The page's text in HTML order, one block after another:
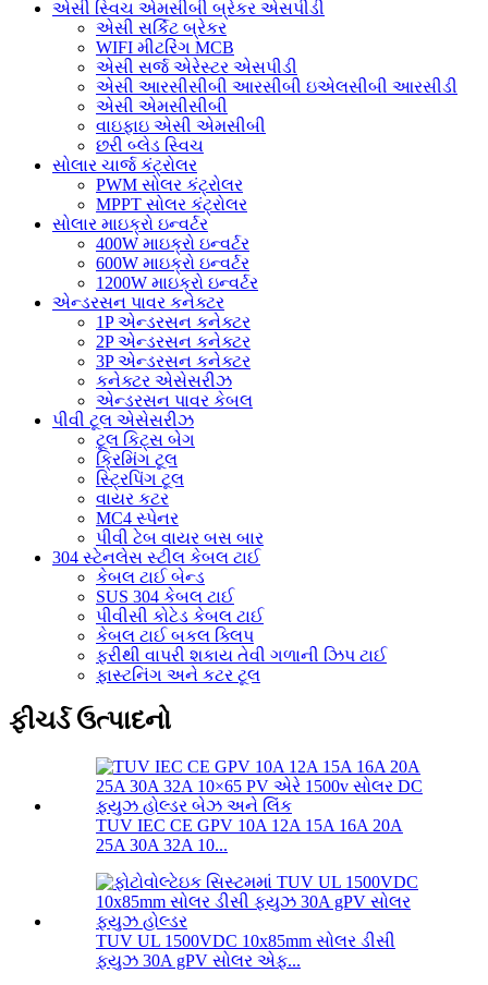
એસી સ્વિચ એમસીબી બ્રેકર એસપીડી
એસી સર્કિટ બ્રેકર
WIFI મીટરિંગ MCB
એસી સર્જ એરેસ્ટર એસપીડી
એસી આરસીસીબી આરસીબી ઇએલસીબી આરસીડી
એસી એમસીસીબી
વાઇફાઇ એસી એમસીબી
છરી બ્લેડ સ્વિચ
સોલાર ચાર્જ કંટ્રોલર
PWM સોલર કંટ્રોલર
MPPT સોલર કંટ્રોલર
સોલાર માઇક્રો ઇન્વર્ટર
400W માઇક્રો ઇન્વર્ટર
600W માઇક્રો ઇન્વર્ટર
1200W માઇક્રો ઇન્વર્ટર
એન્ડરસન પાવર કનેક્ટર
1P એન્ડરસન કનેક્ટર
2P એન્ડરસન કનેક્ટર
3P એન્ડરસન કનેક્ટર
કનેક્ટર એસેસરીઝ
એન્ડરસન પાવર કેબલ
પીવી ટૂલ એસેસરીઝ
ટૂલ કિટ્સ બેગ
ક્રિમિંગ ટૂલ
સ્ટ્રિપિંગ ટૂલ
વાયર કટર
MC4 સ્પેનર
પીવી ટેબ વાયર બસ બાર
304 સ્ટેનલેસ સ્ટીલ કેબલ ટાઈ
કેબલ ટાઈ બેન્ડ
SUS 304 કેબલ ટાઈ
પીવીસી કોટેડ કેબલ ટાઈ
કેબલ ટાઈ બકલ ક્લિપ
ફરીથી વાપરી શકાય તેવી ગળાની ઝિપ ટાઈ
ફાસ્ટનિંગ અને કટર ટૂલ
ફીચર્ડ ઉત્પાદનો
TUV IEC CE GPV 10A 12A 15A 16A 20A
25A 30A 32A 10...
TUV UL 1500VDC 10x85mm સોલર ડીસી
ફ્યુઝ 30A gPV સોલર એફ...